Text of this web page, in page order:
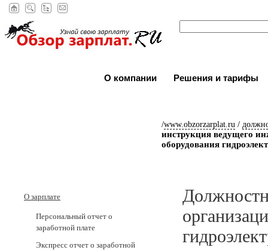
О компании Решения и тарифы
/www.obzorzarplat.ru /
инструкция ведущего
оборудования
О зарплате
Персональный отчет о
заработной плате
Экспресс отчет о заработной